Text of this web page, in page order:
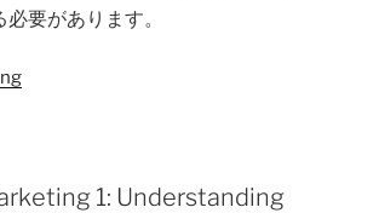
要があります。
1: Understanding